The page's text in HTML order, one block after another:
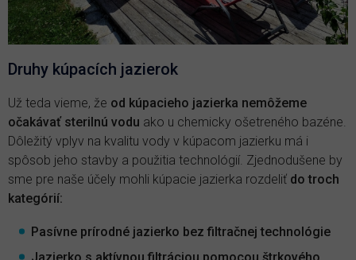
Druhy kúpacích jazierok
Už teda vieme, že od kúpacieho jazierka nemôžeme
očakávať sterilnú vodu ako u chemicky ošetreného bazéne.
Dôležitý vplyv na kvalitu vody v kúpacom jazierku má i
spôsob jeho stavby a použitia technológií. Zjednodušene by
sme pre naše účely mohli kúpacie jazierka rozdeliť do troch
kategórií:
Pasívne prírodné jazierko bez filtračnej technológie
Jazierko s aktívnou filtráciou pomocou štrkového